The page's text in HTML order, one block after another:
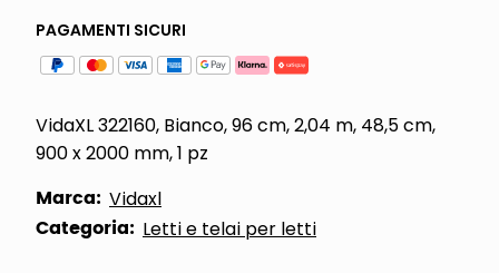
PAGAMENTI SICURI
VidaXL 322160, Bianco, 96 cm, 2,04 m, 48,5 cm,
900 x 2000 mm, 1 pz
Marca: Vidaxl
Categoria: Letti e telai per letti